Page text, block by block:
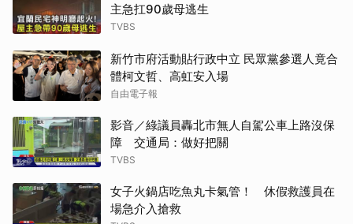
主急扛90歲母逃生
TVBS
新竹市府活動貼行政中立 民眾黨參選人竟合
體柯文哲、高虹安入場
自由電子報
影音／綠議員轟北市無人自駕公車上路沒保
障 交通局：做好把關
TVBS
女子火鍋店吃魚丸卡氣管！ 休假救護員在
場急介入搶救